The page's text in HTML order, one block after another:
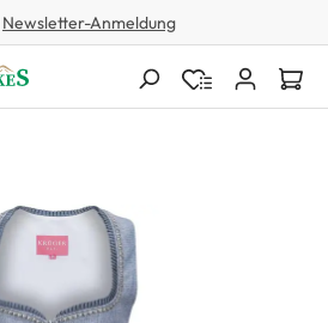
Newsletter-Anmeldung